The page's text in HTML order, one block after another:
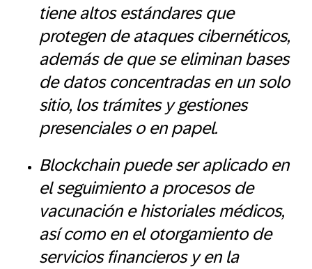
tiene altos estándares que
protegen de ataques cibernéticos,
además de que se eliminan bases
de datos concentradas en un solo
sitio, los trámites y gestiones
presenciales o en papel.
Blockchain puede ser aplicado en
el seguimiento a procesos de
vacunación e historiales médicos,
así como en el otorgamiento de
servicios financieros y en la